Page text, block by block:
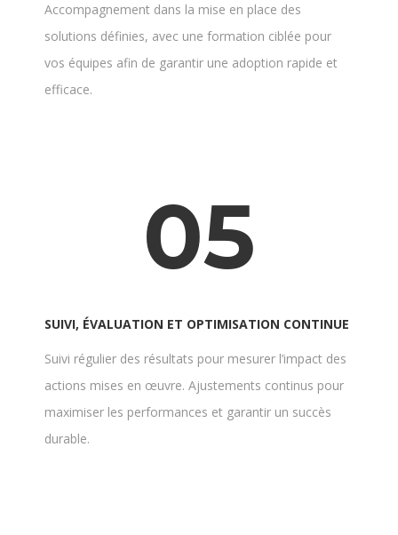
Accompagnement dans la mise en place des
solutions définies, avec une formation ciblée pour
vos équipes afin de garantir une adoption rapide et
efficace.
05
SUIVI, ÉVALUATION ET OPTIMISATION CONTINUE
Suivi régulier des résultats pour mesurer l’impact des
actions mises en œuvre. Ajustements continus pour
maximiser les performances et garantir un succès
durable.